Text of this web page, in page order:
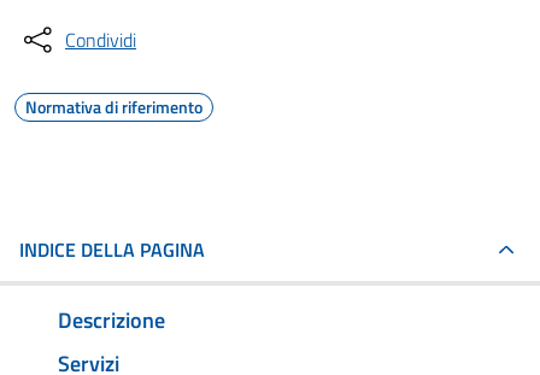
Condividi
Normativa di riferimento
INDICE DELLA PAGINA
Descrizione
Servizi